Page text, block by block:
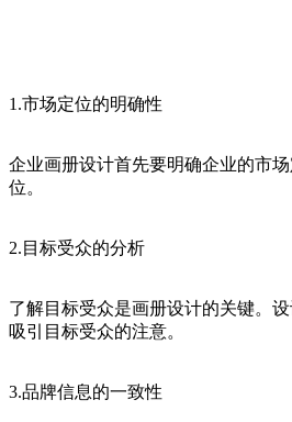
1.市场定位的明确性
企业画册设计首先要明确企业的市
位。
2.目标受众的分析
了解目标受众是画册设计的关键。
吸引目标受众的注意。
3.品牌信息的一致性